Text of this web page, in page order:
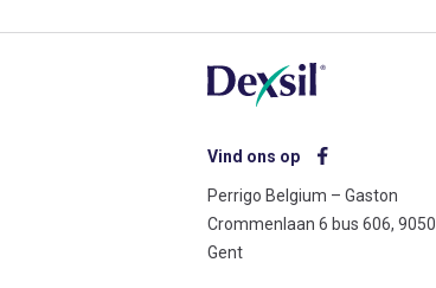
Vind ons op
Perrigo Belgium – Gaston
Crommenlaan 6 bus 606, 9050
Gent